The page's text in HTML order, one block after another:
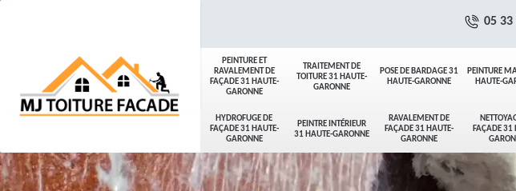
PEINTURE ET
RAVALEMENT DE
FAÇADE 31 HAUTE-
GARONNE
TRAITEMENT DE
TOITURE 31 HAUTE-
GARONNE
POSE DE BARDAGE 31
HAUTE-GARONNE
PEINTURE
HAUTE-
HYDROFUGE DE
FAÇADE 31 HAUTE-
GARONNE
PEINTRE INTÉRIEUR
31 HAUTE-GARONNE
RAVALEMENT DE
FAÇADE 31 HAUTE-
GARONNE
FAÇADE 31
05 33